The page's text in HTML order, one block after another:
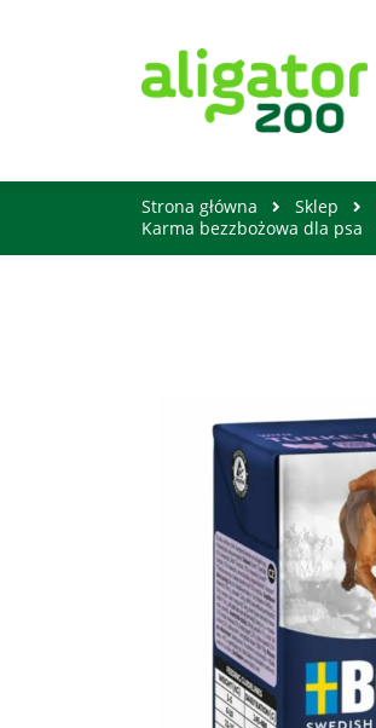
Strona główna Sklep
Karma bezzbożowa dla psa